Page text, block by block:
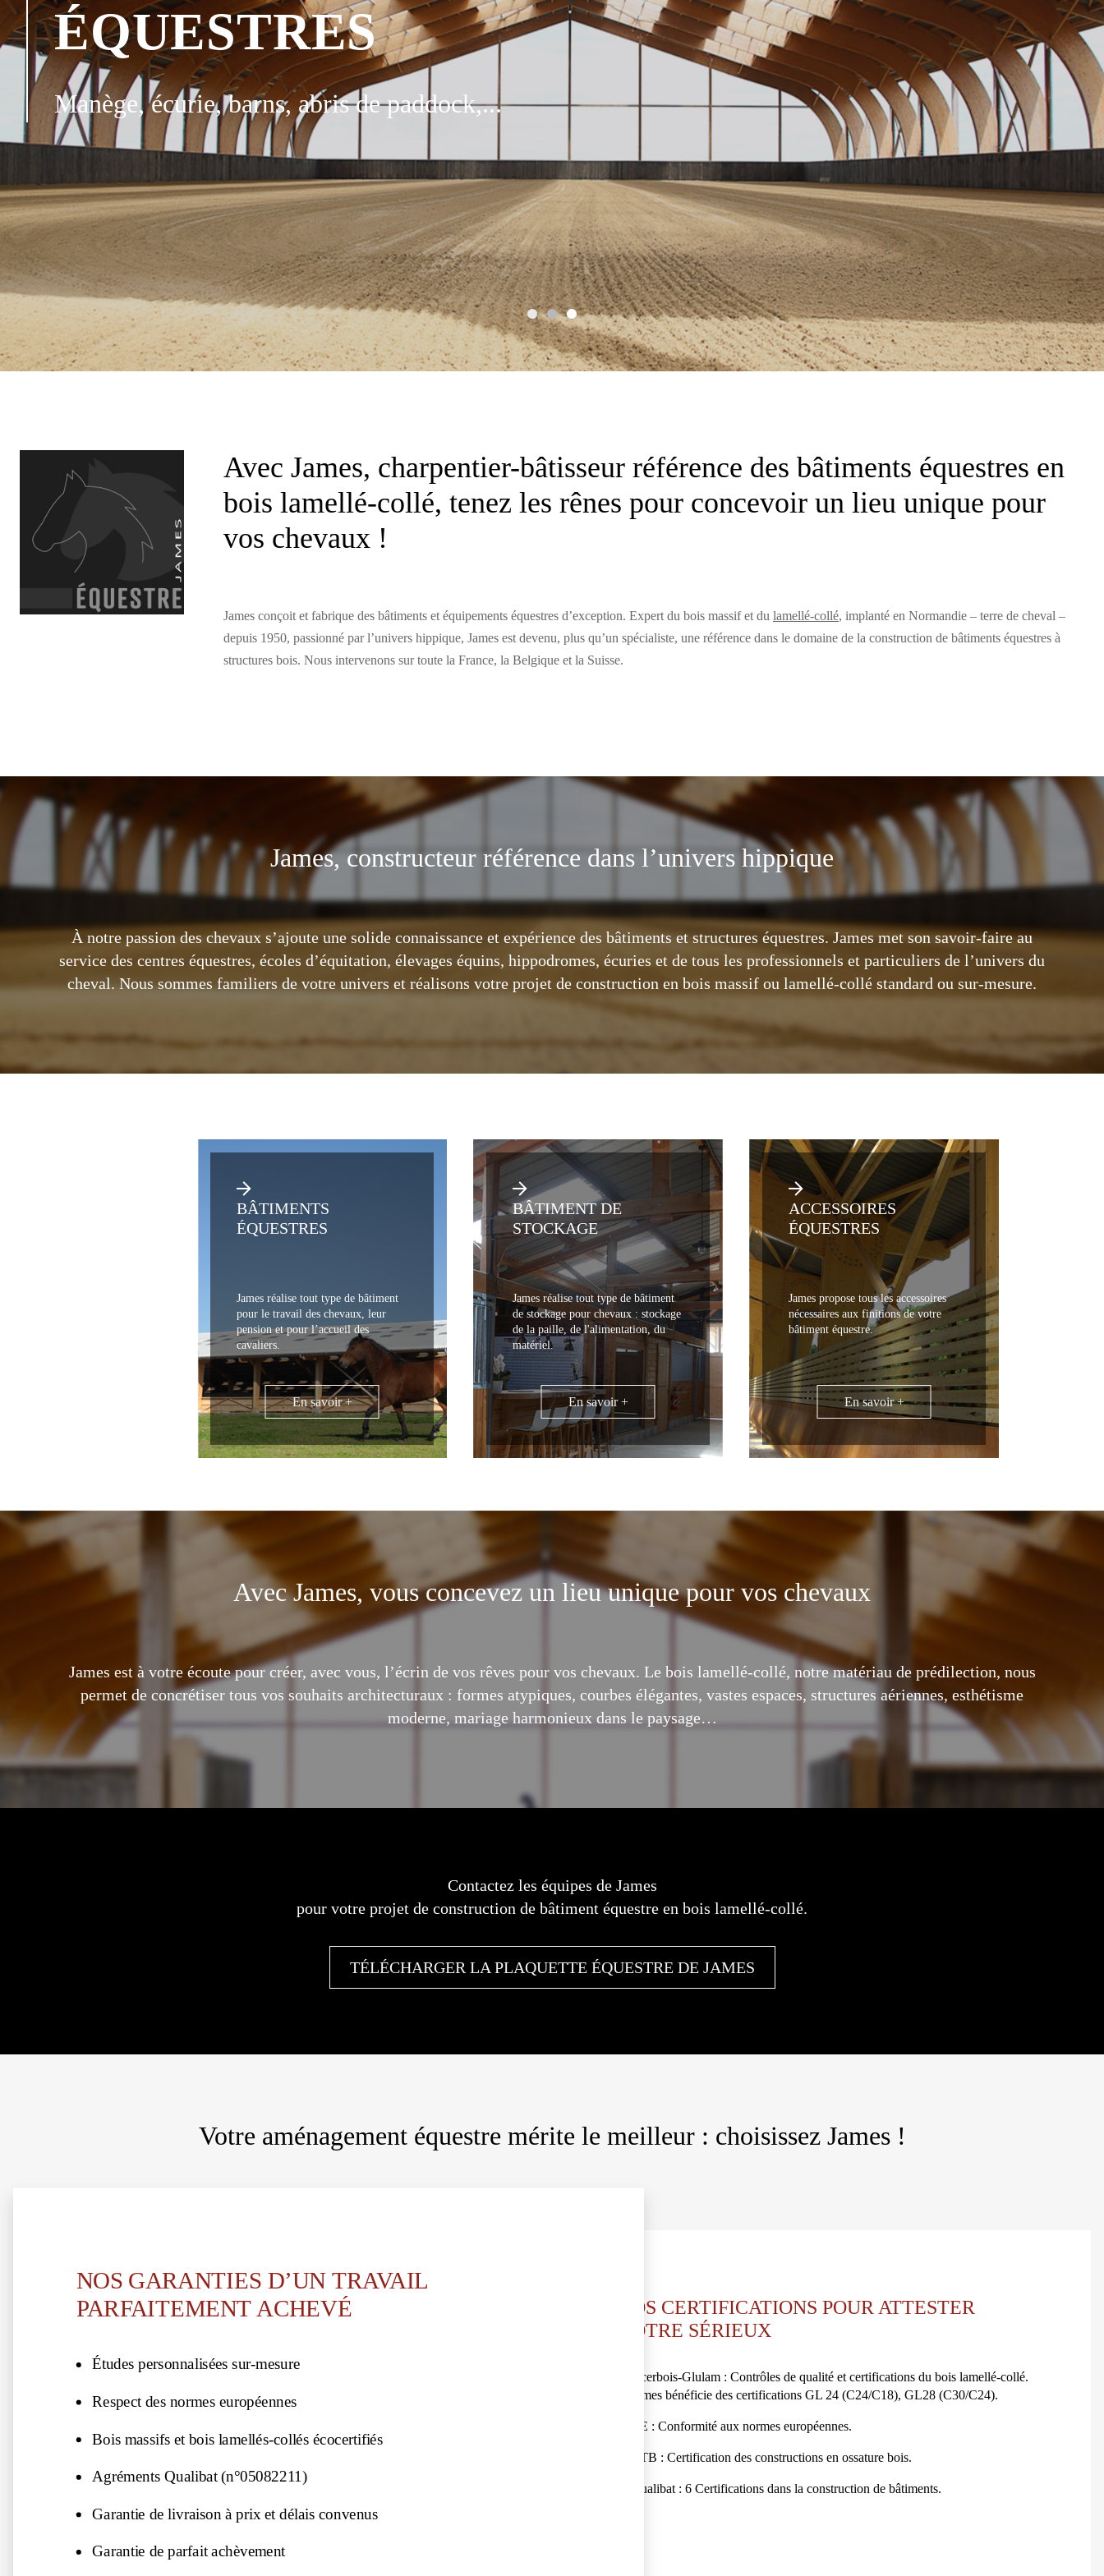
ÉQUESTRES
Manège, écurie, barns, abris de paddock,...
Avec James, charpentier-bâtisseur référence des bâtiments équestres en
bois lamellé-collé, tenez les rênes pour concevoir un lieu unique pour
vos chevaux !
James conçoit et fabrique des bâtiments et équipements équestres d’exception. Expert du bois massif et du lamellé-collé, implanté en Normandie – terre de cheval –
depuis 1950, passionné par l’univers hippique, James est devenu, plus qu’un spécialiste, une référence dans le domaine de la construction de bâtiments équestres à
structures bois. Nous intervenons sur toute la France, la Belgique et la Suisse.
James, constructeur référence dans l’univers hippique
À notre passion des chevaux s’ajoute une solide connaissance et expérience des bâtiments et structures équestres. James met son savoir-faire au
service des centres équestres, écoles d’équitation, élevages équins, hippodromes, écuries et de tous les professionnels et particuliers de l’univers du
cheval. Nous sommes familiers de votre univers et réalisons votre projet de construction en bois massif ou lamellé-collé standard ou sur-mesure.
BÂTIMENTS
ÉQUESTRES
James réalise tout type de bâtiment
pour le travail des chevaux, leur
pension et pour l’accueil des
cavaliers.
En savoir +
BÂTIMENT DE
STOCKAGE
James réalise tout type de bâtiment
de stockage pour chevaux : stockage
de la paille, de l'alimentation, du
matériel.
En savoir +
ACCESSOIRES
ÉQUESTRES
James propose tous les accessoires
nécessaires aux finitions de votre
bâtiment équestre.
En savoir +
Avec James, vous concevez un lieu unique pour vos chevaux
James est à votre écoute pour créer, avec vous, l’écrin de vos rêves pour vos chevaux. Le bois lamellé-collé, notre matériau de prédilection, nous
permet de concrétiser tous vos souhaits architecturaux : formes atypiques, courbes élégantes, vastes espaces, structures aériennes, esthétisme
moderne, mariage harmonieux dans le paysage…
Contactez les équipes de James
pour votre projet de construction de bâtiment équestre en bois lamellé-collé.
TÉLÉCHARGER LA PLAQUETTE ÉQUESTRE DE JAMES
Votre aménagement équestre mérite le meilleur : choisissez James !
NOS GARANTIES D’UN TRAVAIL
PARFAITEMENT ACHEVÉ
Études personnalisées sur-mesure
Respect des normes européennes
Bois massifs et bois lamellés-collés écocertifiés
Agréments Qualibat (n°05082211)
Garantie de livraison à prix et délais convenus
Garantie de parfait achèvement
NOS CERTIFICATIONS POUR ATTESTER
NOTRE SÉRIEUX
Acerbois-Glulam : Contrôles de qualité et certifications du bois lamellé-collé.
James bénéficie des certifications GL 24 (C24/C18), GL28 (C30/C24).
CE : Conformité aux normes européennes.
CTB : Certification des constructions en ossature bois.
Qualibat : 6 Certifications dans la construction de bâtiments.